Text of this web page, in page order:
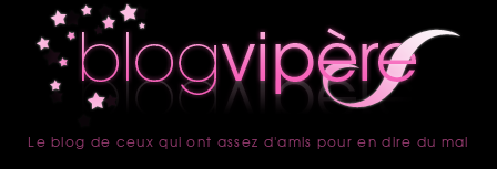
accueil
Le blog de ceux qui ont assez d'amis pour en dire du mal